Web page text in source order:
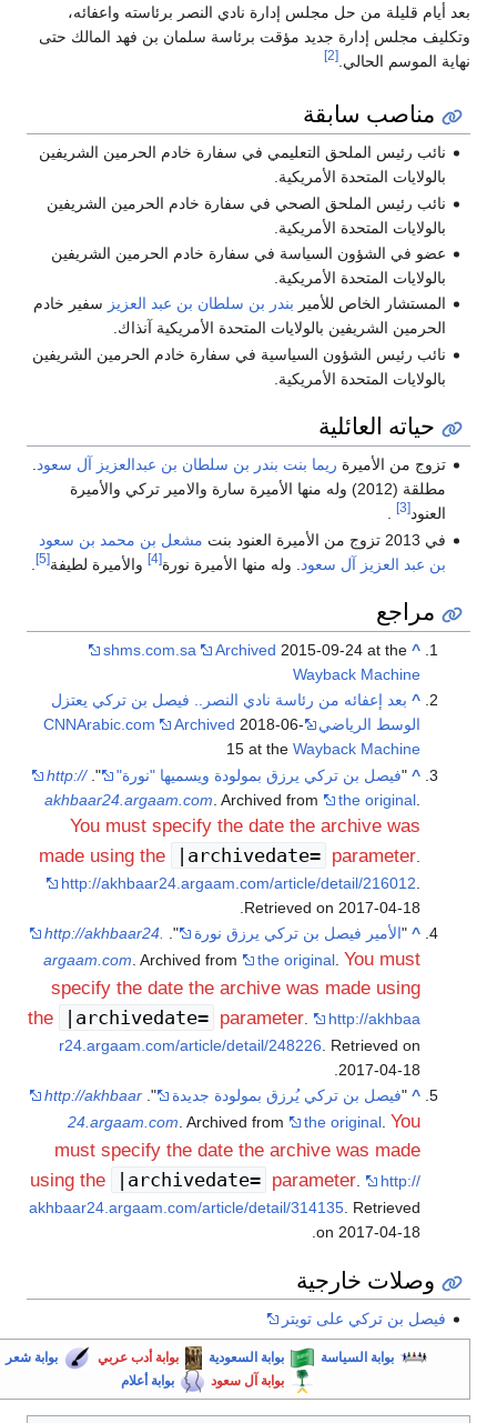
أيام قليلة من حل مجلس إدارة نادي النصر برئاسته واعفائه،
مجلس إدارة جديد مؤقت برئاسة سلمان بن فهد المالك حتى
الموسم الحالي.
مناصب سابقة
نائب رئيس الملحق التعليمي في سفارة خادم الحرمين الشريفين
بالولايات المتحدة الأمريكية.
نائب رئيس الملحق الصحي في سفارة خادم الحرمين الشريفين
بالولايات المتحدة الأمريكية.
عضو في الشؤون السياسة في سفارة خادم الحرمين الشريفين
بالولايات المتحدة الأمريكية.
المستشار الخاص للأميربندر بن سلطان بن عبد العزيزسفير خادم
الحرمين الشريفين بالولايات المتحدة الأمريكية آنذاك.
نائب رئيس الشؤون السياسية في سفارة خادم الحرمين الشريفين
بالولايات المتحدة الأمريكية.
حياته العائلية
تزوج من الأميرةريما بنت بندر بن سلطان بن عبدالعزيز آل سعود.
مطلقة (2012) وله منها الأميرة سارة والامير تركي والأميرة
العنود[3]
.
في 2013 تزوج من الأميرة العنود بنت
مشعل بن محمد بن سعود
بن عبد العزيز آل سعود. وله منها الأميرة نورة والأميرة لطيفة .
مراجع
shms.com.sa Archived2015-09-24 at the
Wayback Machine
بعد إعفائه من رئاسة نادي النصر.. فيصل بن تركي يعتزل
الوسط الرياضي - CNNArabic.com
Archived2018-06-
15 at theWayback Machine
"فيصل بن تركي يرزق بمولودة ويسميها "نورة" ".
http://
akhbaar24.argaam.com. Archived from the original
You must specify the date the archive was
made using the |archivedate= parameter
http://akhbaar24.argaam.com/article/detail/216012
Retrieved on 2017-04-18
.
"الأمير فيصل بن تركي يرزق نورة ".
http://akhbaar24.
argaam.com. Archived from the original. You must
specify the date the archive was made using
the |archivedate= parameter.
http://akhbaa
r24.argaam.com/article/detail/248226. Retrieved on
2017-04-18
.
"فيصل بن تركي يُرزق بمولودة جديدة ".
http://akhbaar
24.argaam.com. Archived from the original.
must specify the date the archive was made
using the |archivedate= parameter.
http://
akhbaar24.argaam.com/article/detail/314135. Retrieved
on 2017-04-18
.
وصلات خارجية
فيصل بن تركي على تويتر
بوابة السياسة بوابة السعودية بوابة أدب عربي
بوابة شعر
بوابة آل سعود
بوابة أعلام